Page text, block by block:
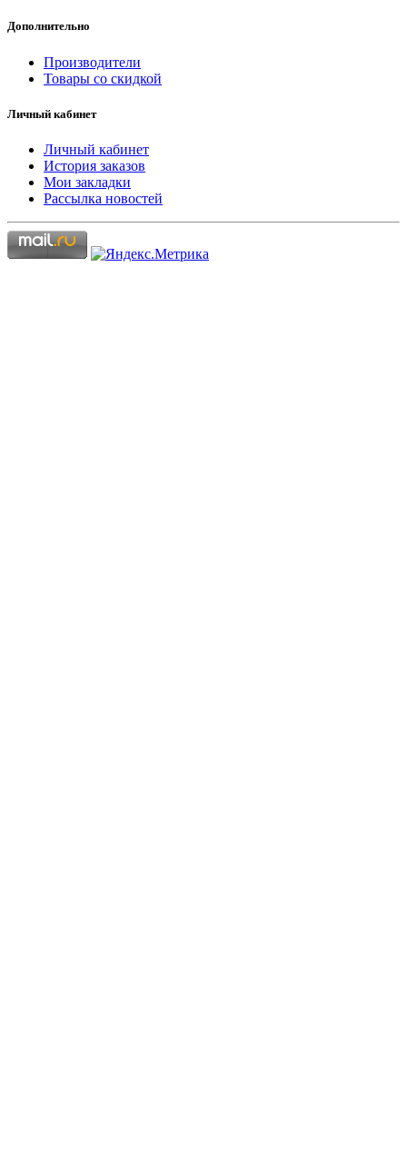
Дополнительно
Производители
Товары со скидкой
Личный кабинет
Личный кабинет
История заказов
Мои закладки
Рассылка новостей